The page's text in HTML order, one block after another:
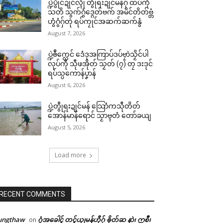
ပ္ဍဲပွိုင်ဍုင်လ္ၚဵု တွဵုရးဍုင်မန်ဂှ် ထပ်ကဵု
သတိ သွက်ဂွံဒ္ဂေတ်ဗက် အမိင်တိတ်ဗ္တံ
ဟွံဂွံဂှ်တုဲ ရပ်ကၠုင်အဆက်ဆက်နွံ
August 7, 2026
ပ္ဍဲၜဳက္လေင် ဒေံဒုအကြာပ်ဒပ်ဗၠာဲသၟိင်ပါ
လုပ်ကီု သီုဖအိုတ် သၟတ် (၇) တၠ ဒးဒုင်
ရပ်သ္ပကောန်ပၞာန်
August 6, 2026
ပ္ဍဲတွဵုရးဍုင်မန် သြောံကသီုတိတ်
အောန်မာန်ရောင် သၟာဗ္ၚတံ တော်ခယျ
August 5, 2026
Load more
COMMENTS
on ဂွံအခေါၚ် တၚ်ယၟုမန်ဟီုဂှ် ၜိုတ်ဆ နာဲ၊ ဣစဳ၊